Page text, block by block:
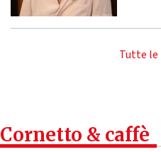
Tutte
Cornetto & caffè